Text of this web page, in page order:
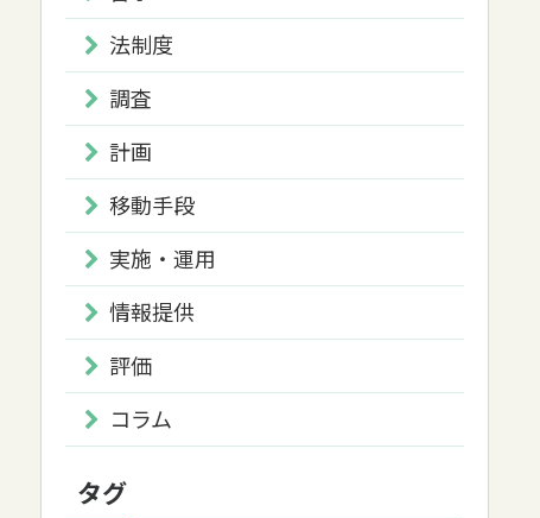
法制度
調査
計画
移動手段
実施・運用
情報提供
評価
コラム
タグ